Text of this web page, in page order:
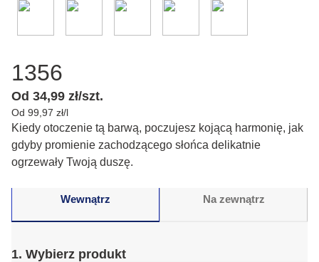
1356
Od 34,99 zł/szt.
Od 99,97 zł/l
Kiedy otoczenie tą barwą, poczujesz kojącą harmonię, jak
gdyby promienie zachodzącego słońca delikatnie
ogrzewały Twoją duszę.
Wewnątrz Na zewnątrz
1. Wybierz produkt